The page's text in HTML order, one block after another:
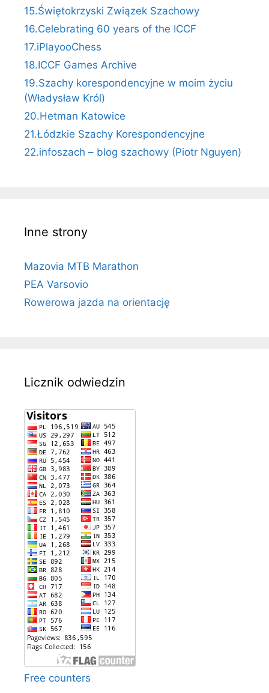
15.Świętokrzyski Związek Szachowy
16.Celebrating 60 years of the ICCF
17.iPlayooChess
18.ICCF Games Archive
19.Szachy korespondencyjne w moim życiu
(Władysław Król)
20.Hetman Katowice
21.Łódzkie Szachy Korespondencyjne
22.infoszach – blog szachowy (Piotr Nguyen)
Inne strony
Mazovia MTB Marathon
PEA Varsovio
Rowerowa jazda na orientację
Licznik odwiedzin
Free counters